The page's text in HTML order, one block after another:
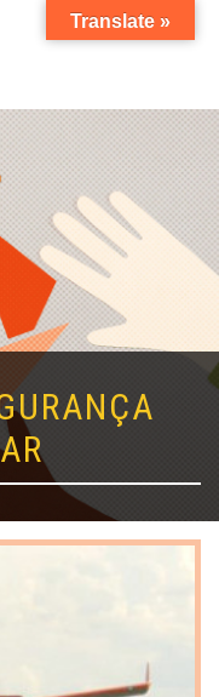
Translate »